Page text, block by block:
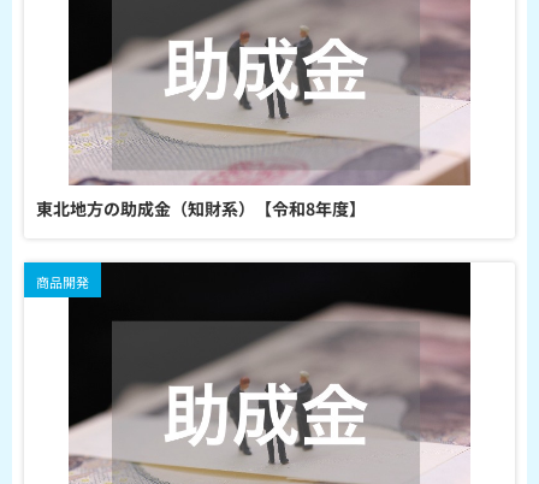
東北地方の助成金（知財系）【令和8年度】
商品開発